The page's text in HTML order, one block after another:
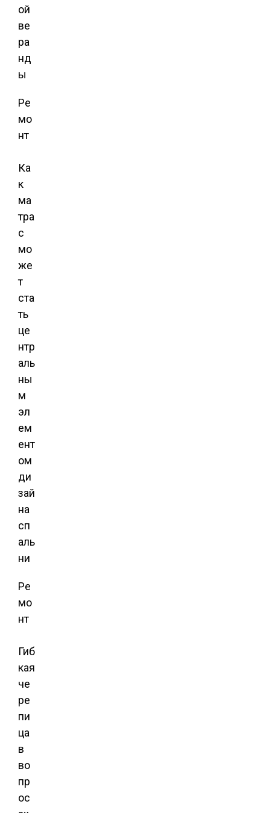
ой
ве
ра
нд
ы
Ре
мо
нт
Ка
к
ма
тра
с
мо
же
т
ста
ть
це
нтр
аль
ны
м
эл
ем
ент
ом
ди
зай
на
сп
аль
ни
Ре
мо
нт
Гиб
кая
че
ре
пи
ца
в
во
пр
ос